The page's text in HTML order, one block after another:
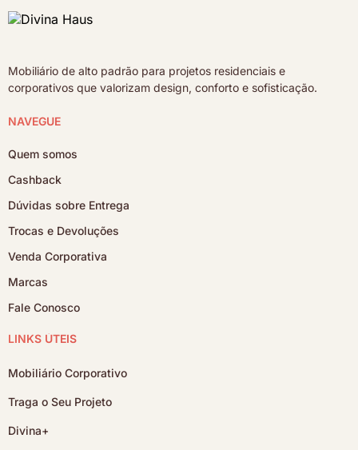
Mobiliário de alto padrão para projetos residenciais e
corporativos que valorizam design, conforto e sofisticação.
NAVEGUE
Quem somos
Cashback
Dúvidas sobre Entrega
Trocas e Devoluções
Venda Corporativa
Marcas
Fale Conosco
LINKS ÚTEIS
Mobiliário Corporativo
Traga o Seu Projeto
Divina+